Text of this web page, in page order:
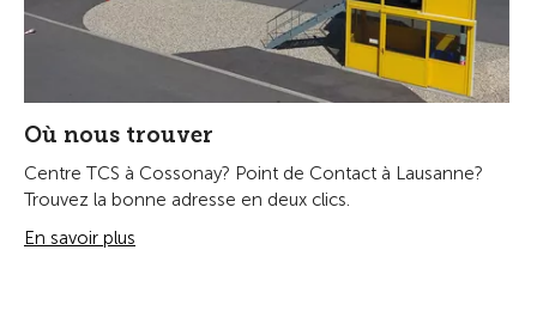
Où nous trouver
Centre TCS à Cossonay? Point de Contact à Lausanne?
Trouvez la bonne adresse en deux clics.
En savoir plus